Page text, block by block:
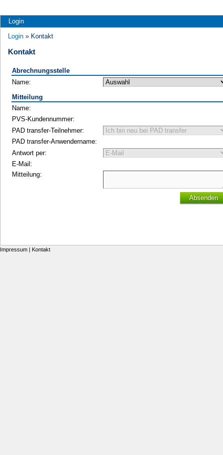
Login
Login » Kontakt
Kontakt
Abrechnungsstelle
Name:
Mitteilung
Name:
PVS-Kundennummer:
PAD transfer-Teilnehmer:
PAD transfer-Anwendername:
Antwort per:
E-Mail:
Mitteilung:
Absenden
Impressum | Kontakt